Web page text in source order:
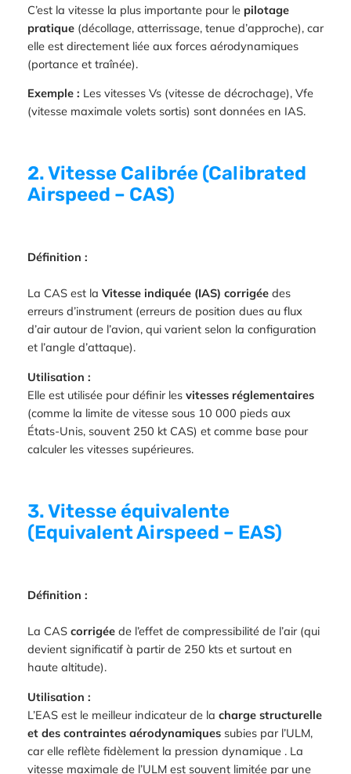
C’est la vitesse la plus importante pour le pilotage
pratique(décollage, atterrissage, tenue d’approche), car
elle est directement liée aux forces aérodynamiques
(portance et traînée).
Exemple : Les vitesses Vs (vitesse de décrochage), Vfe
(vitesse maximale volets sortis) sont données en IAS.
2. Vitesse Calibrée (Calibrated
Airspeed – CAS)
Définition :
La CAS est la Vitesse indiquée (IAS) corrigéedes
erreurs d’instrument (erreurs de position dues au flux
d’air autour de l’avion, qui varient selon la configuration
et l’angle d’attaque).
Utilisation :
Elle est utilisée pour définir les vitesses réglementaires
(comme la limite de vitesse sous 10 000 pieds aux
États-Unis, souvent 250 kt CAS) et comme base pour
calculer les vitesses supérieures.
3. Vitesse équivalente
(Equivalent Airspeed – EAS)
Définition :
La CAS corrigéede l’effet de compressibilité de l’air (qui
devient significatif à partir de 250 kts et surtout en
haute altitude).
Utilisation :
L’EAS est le meilleur indicateur de la charge structurelle
et des contraintes aérodynamiquessubies par l’ULM,
car elle reflète fidèlement la pression dynamique . La
vitesse maximale de l’ULM est souvent limitée par une